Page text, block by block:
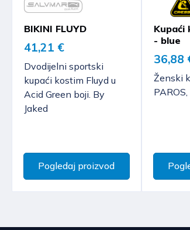
BIKINI FLUYD
41,21 €
Dvodijelni sportski
kupaći kostim Fluyd u
Acid Green boji. By
Jaked
Pogledaj proizvod
Kupaći
- blue
36,88
Ženski